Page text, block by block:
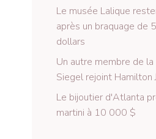
Le musée Lalique
après un braquage de
dollars
Un autre membre de
Siegel rejoint Hamilton
Le bijoutier d'Atlanta
martini à 10 000 $